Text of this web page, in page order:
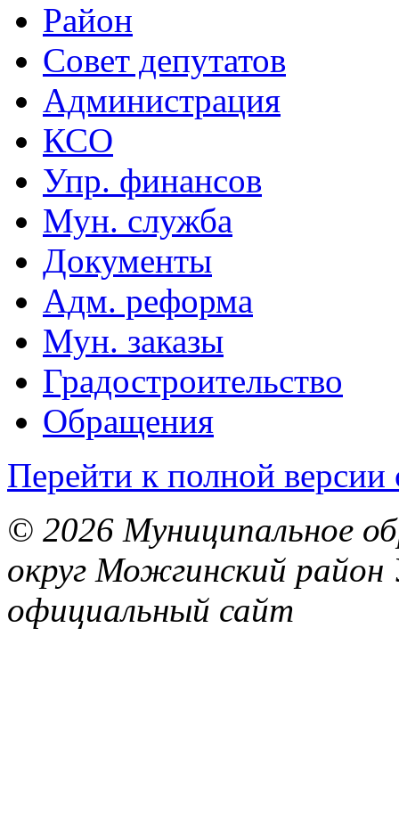
Район
Совет депутатов
Администрация
КСО
Упр. финансов
Мун. служба
Документы
Адм. реформа
Мун. заказы
Градостроительство
Обращения
Перейти к полной версии
© 2026 Муниципальное
округ Можгинский район
официальный сайт